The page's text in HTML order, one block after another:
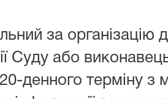
за організацію
Суду або
денного терміну з